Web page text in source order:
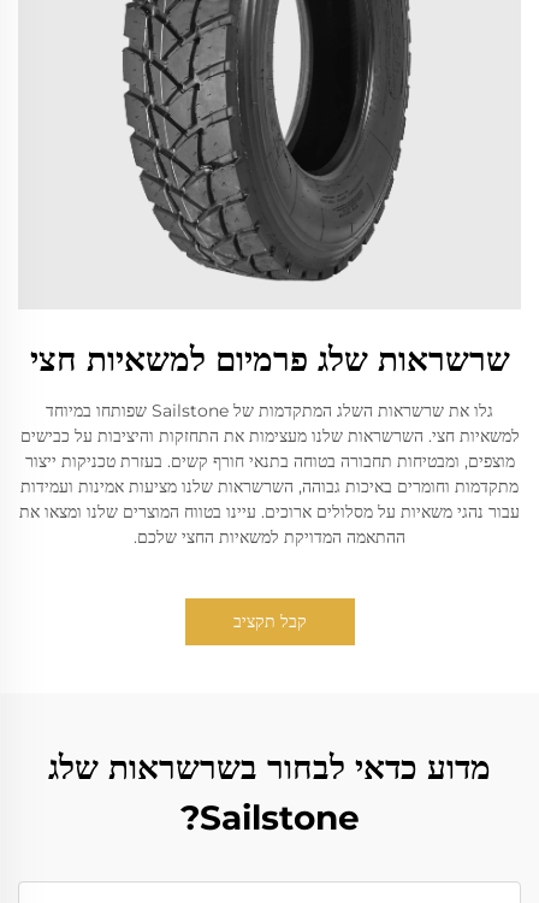
שרשראות שלג פרמיום למשאיות חצי
גלו את שרשראות השלג המתקדמות של Sailstone שפותחו במיוחד
למשאיות חצי. השרשראות שלנו מעצימות את התחזקות והיציבות על כבישים
מוצפים, ומבטיחות תחבורה בטוחה בתנאי חורף קשים. בעזרת טכניקות ייצור
מתקדמות וחומרים באיכות גבוהה, השרשראות שלנו מציעות אמינות ועמידות
עבור נהגי משאיות על מסלולים ארוכים. עיינו בטווח המוצרים שלנו ומצאו את
ההתאמה המדויקת למשאיות החצי שלכם.
קבל תקציב
מדוע כדאי לבחור בשרשראות שלג
Sailstone?